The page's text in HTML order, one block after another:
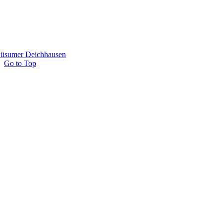
Deichhausen
Go to Top